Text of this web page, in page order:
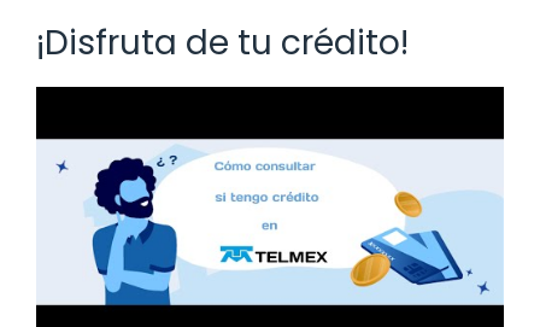
¡Disfruta de tu crédito!